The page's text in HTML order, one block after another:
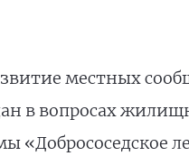
местных
в вопросах
«Добрососедское